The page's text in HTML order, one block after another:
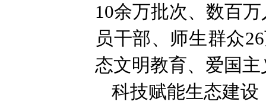
10余万批次、数百
员干部、师生群众
态文明教育、爱国
科技赋能生态建设